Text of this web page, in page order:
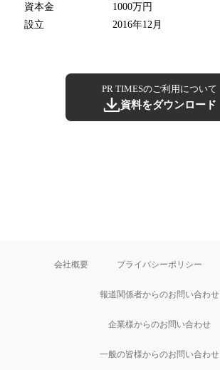
資本金
1000万円
設立
2016年12月
PR TIMESのご利用について
資料をダウンロード
会社概要 プライバシーポリシー
報道関係者からのお問い合わせ
企業様からのお問い合わせ
一般の皆様からのお問い合わせ